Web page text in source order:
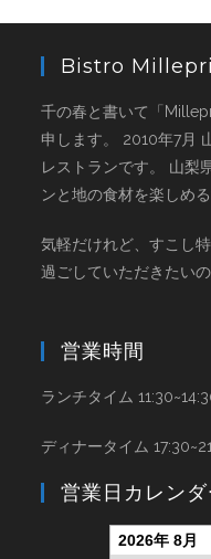
Bistro
千の春と書いて「
申します。 2010年7月
レストランです。 山梨
ンと地の食材を楽しめ
気軽だけれど、すこし特
過ごしていただきたい
営業時間
ランチタイム
ディナータイム
営業日カレンダ
2026年 8月